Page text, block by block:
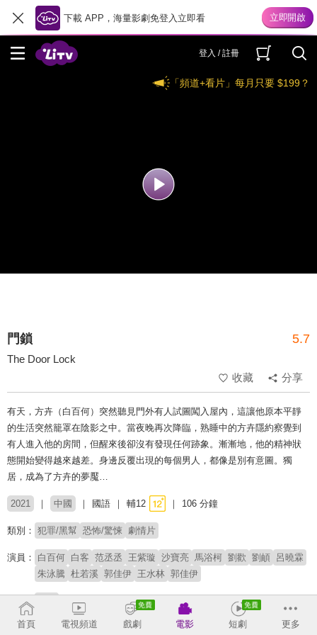
下載 APP，海量影劇免登入立即看
登入 / 註冊
「頻道+看片」每月只要 $199？
門鎖 5.7
The Door Lock
收藏
分享
有天，方卉（白百何）突然聽見門外有人試圖闖入屋內，這讓他原本平靜
的生活突然籠罩在陰影之中。當夜晚再次降臨，熟睡中的方卉隱約察覺到
有人進入他的房間，但醒來後卻沒有發現任何跡象。漸漸地，他的精神狀
態開始變得越來越差。身邊反覆出現的每個男人，都像是別有意圖。獨
居，成為了方卉的夢魘…
2021 中國 國語 輔12 106 分鐘
類別： 犯罪/黑幫 恐怖/驚悚 劇情片
演員： 白百何 白客 范丞丞 王紫璇 沙寶亮 馬浴柯 劉歡 劉頔 呂曉霖
朱泳騰 杜若溪 郭佳伊 王水林 郭佳伊
導演：
原著： 艾柏多馬里尼 Alberto Marini
首頁 電視頻道 戲劇 電影 短劇 更多